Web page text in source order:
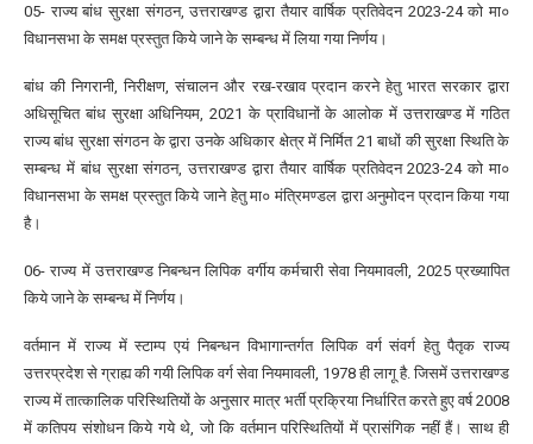
05- राज्य बांध सुरक्षा संगठन, उत्तराखण्ड द्वारा तैयार वार्षिक प्रतिवेदन 2023-24 को मा०
विधानसभा के समक्ष प्रस्तुत किये जाने के सम्बन्ध में लिया गया निर्णय।
बांध की निगरानी, निरीक्षण, संचालन और रख-रखाव प्रदान करने हेतु भारत सरकार द्वारा
अधिसूचित बांध सुरक्षा अधिनियम, 2021 के प्राविधानों के आलोक में उत्तराखण्ड में गठित
राज्य बांध सुरक्षा संगठन के द्वारा उनके अधिकार क्षेत्र में निर्मित 21 बाधों की सुरक्षा स्थिति के
सम्बन्ध में बांध सुरक्षा संगठन, उत्तराखण्ड द्वारा तैयार वार्षिक प्रतिवेदन 2023-24 को मा०
विधानसभा के समक्ष प्रस्तुत किये जाने हेतु मा० मंत्रिमण्डल द्वारा अनुमोदन प्रदान किया गया
है।
06- राज्य में उत्तराखण्ड निबन्धन लिपिक वर्गीय कर्मचारी सेवा नियमावली, 2025 प्रख्यापित
किये जाने के सम्बन्ध में निर्णय।
वर्तमान में राज्य में स्टाम्प एयं निबन्धन विभागान्तर्गत लिपिक वर्ग संवर्ग हेतु पैतृक राज्य
उत्तरप्रदेश से ग्राह्य की गयी लिपिक वर्ग सेवा नियमावली, 1978 ही लागू है. जिसमें उत्तराखण्ड
राज्य में तात्कालिक परिस्थितियों के अनुसार मात्र भर्ती प्रक्रिया निर्धारित करते हुए वर्ष 2008
में कतिपय संशोधन किये गये थे, जो कि वर्तमान परिस्थितियों में प्रासंगिक नहीं हैं। साथ ही